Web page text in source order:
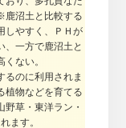
鹿沼土と比較する
しやすく、ＰＨが
、一方で鹿沼土と
くない。
るのに利用されま
植物などを育てる
草・東洋ラン・
ます。